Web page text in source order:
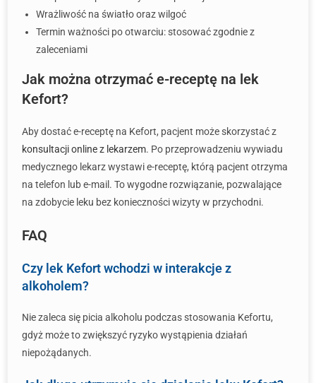
Wrażliwość na światło oraz wilgoć
Termin ważności po otwarciu: stosować zgodnie z
zaleceniami
Jak można otrzymać e-receptę na lek
Kefort?
Aby dostać e-receptę na Kefort, pacjent może skorzystać z
konsultacji online z lekarzem. Po przeprowadzeniu wywiadu
medycznego lekarz wystawi e-receptę, którą pacjent otrzyma
na telefon lub e-mail. To wygodne rozwiązanie, pozwalające
na zdobycie leku bez konieczności wizyty w przychodni.
FAQ
Czy lek Kefort wchodzi w interakcje z
alkoholem?
Nie zaleca się picia alkoholu podczas stosowania Kefortu,
gdyż może to zwiększyć ryzyko wystąpienia działań
niepożądanych.